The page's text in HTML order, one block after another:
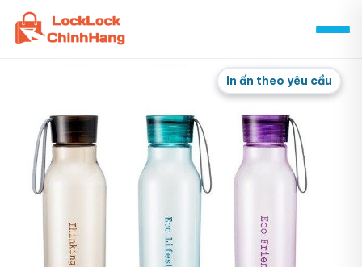
Skip
content
In ấn theo yêu cầu